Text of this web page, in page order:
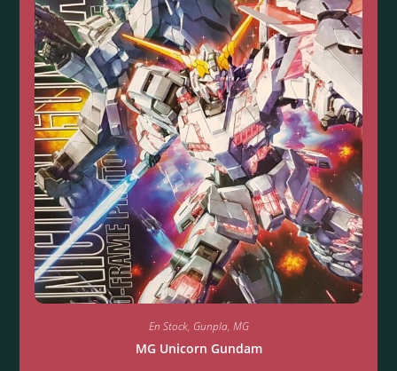
En Stock, Gunpla, MG
MG Unicorn Gundam